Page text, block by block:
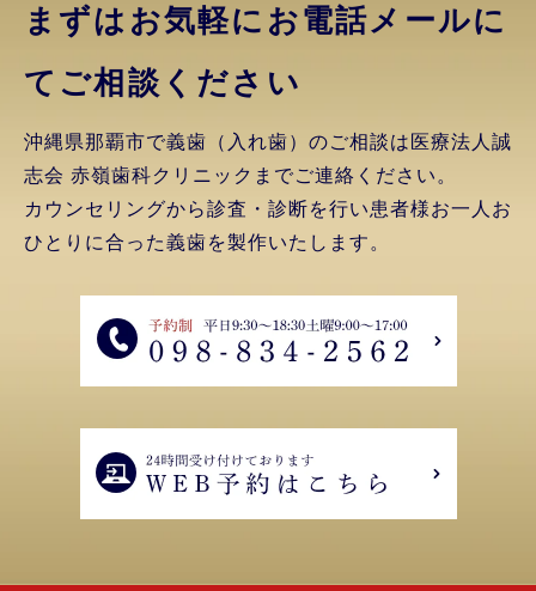
まずはお気軽にお電話メールに
てご相談ください
沖縄県那覇市で義歯（入れ歯）のご相談は医療法人誠
志会 赤嶺歯科クリニックまでご連絡ください。
カウンセリングから診査・診断を行い患者様お一人お
ひとりに合った義歯を製作いたします。